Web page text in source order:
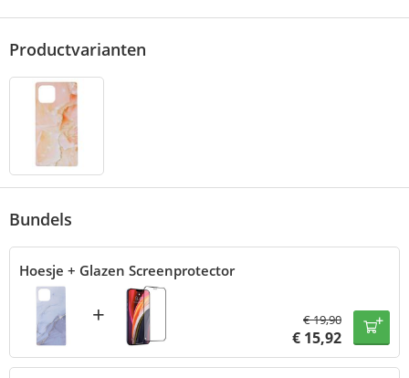
Productvarianten
Bundels
Hoesje + Glazen Screenprotector
+ €19,90
€ 15,92